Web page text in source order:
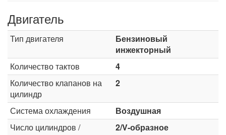
Двигатель
Тип двигателя
Бензиновый
инжекторный
Количество тактов
4
Количество клапанов на
цилиндр
2
Система охлаждения
Воздушная
Число цилиндров /
2/V-образное